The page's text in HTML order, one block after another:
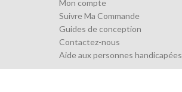
Mon compte
Suivre Ma Commande
Guides de conception
Contactez-nous
Aide aux personnes handicapées